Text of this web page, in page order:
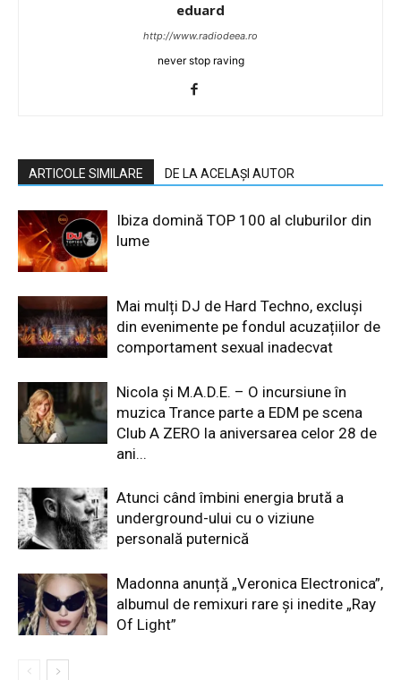
eduard
http://www.radiodeea.ro
never stop raving
ARTICOLE SIMILARE DE LA ACELAȘI AUTOR
Ibiza domină TOP 100 al cluburilor din
lume
Mai mulți DJ de Hard Techno, excluși
din evenimente pe fondul acuzațiilor de
comportament sexual inadecvat
Nicola și M.A.D.E. – O incursiune în
muzica Trance parte a EDM pe scena
Club A ZERO la aniversarea celor 28 de
ani...
Atunci când îmbini energia brută a
underground-ului cu o viziune
personală puternică
Madonna anunță „Veronica Electronica”,
albumul de remixuri rare și inedite „Ray
Of Light”